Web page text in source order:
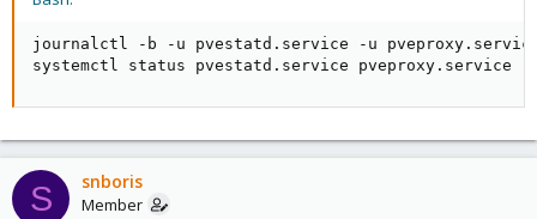
journalctl -b -u pvestatd.service -u
systemctl status pvestatd.service pveproxy.service
S snboris
Member